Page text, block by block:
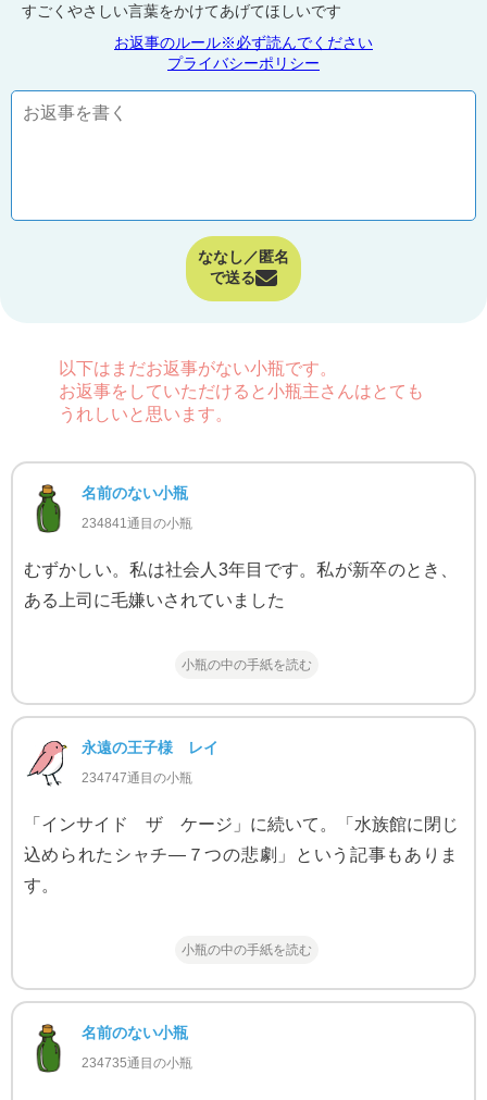
すごくやさしい言葉をかけてあげてほしいです
お返事のルール※必ず読んでください
プライバシーポリシー
ななし／匿名
で送る
以下はまだお返事がない小瓶です。
お返事をしていただけると小瓶主さんはとても
うれしいと思います。
名前のない小瓶
234841通目の小瓶
むずかしい。私は社会人3年目です。私が新卒のとき、
ある上司に毛嫌いされていました
小瓶の中の手紙を読む
永遠の王子様 レイ
234747通目の小瓶
「インサイド ザ ケージ」に続いて。「水族館に閉じ
込められたシャチ―７つの悲劇」という記事もありま
す。
小瓶の中の手紙を読む
名前のない小瓶
234735通目の小瓶